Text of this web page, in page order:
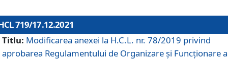
719/17.12.2021
Titlu: Modificarea anexei la H.C.L. nr. 78/2019 privind
aprobarea Regulamentului de Organizare și Funcționare